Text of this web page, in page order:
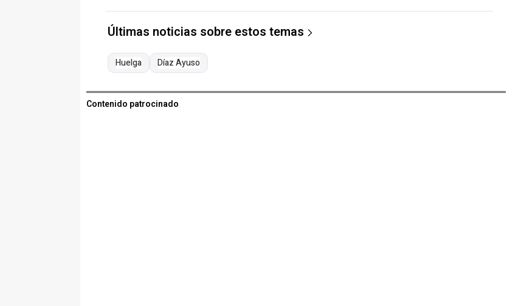
Últimas noticias sobre estos temas
Huelga Díaz Ayuso
Contenido patrocinado